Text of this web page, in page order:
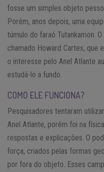
fosse um simples objeto
Porém, anos depois, uma
túmulo do faraó Tutankamon.
chamado Howard Cartes, que
o interesse pelo Anel Atlante
estudá-lo a fundo.
COMO ELE FUNCIONA?
Pesquisadores tentaram
Anel Atlante, porém foi na
respostas e explicações. O
força, criados pelas formas
por fora do objeto. Esses